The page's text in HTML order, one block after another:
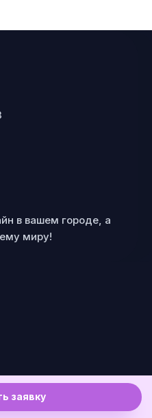
заявку
в вашем городе, а
миру!